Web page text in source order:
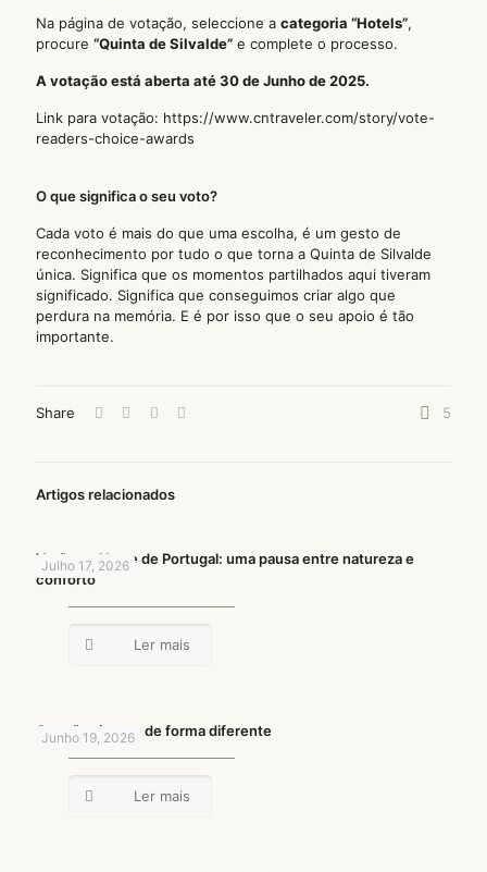
Na página de votação, seleccione a categoria “Hotels”,
procure “Quinta de Silvalde” e complete o processo.
A votação está aberta até 30 de Junho de 2025.
Link para votação: https://www.cntraveler.com/story/vote-
readers-choice-awards
O que significa o seu voto?
Cada voto é mais do que uma escolha, é um gesto de
reconhecimento por tudo o que torna a Quinta de Silvalde
única. Significa que os momentos partilhados aqui tiveram
significado. Significa que conseguimos criar algo que
perdura na memória. E é por isso que o seu apoio é tão
importante.
Share 5
Artigos relacionados
Julho 17, 2026
Verão no Norte de Portugal: uma pausa entre natureza e
conforto
Ler mais
Junho 19, 2026
O verão vive-se de forma diferente
Ler mais